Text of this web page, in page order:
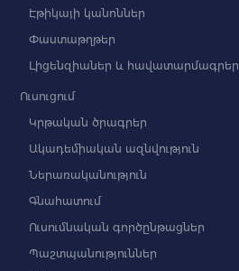
Էթիկայի կանոններ
Փաստաթղթեր
Լիցենզիաներ և հավատարմագրեր
Ուսուցում
Կրթական ծրագրեր
Ակադեմիական ազնվություն
Ներառականություն
Գնահատում
Ուսումնական գործընթացներ
Պաշտպանություններ